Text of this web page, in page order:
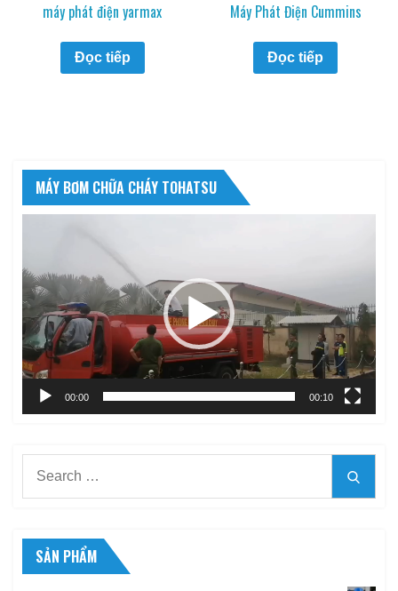
máy phát điện yarmax
Đọc tiếp
Máy Phát Điện Cummins
Đọc tiếp
MÁY BƠM CHỮA CHÁY TOHATSU
Video
00:00 00:10
SẢN PHẨM